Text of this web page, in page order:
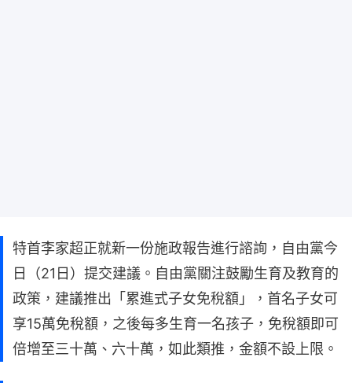
特首李家超正就新一份施政報告進行諮詢，自由黨今
日（21日）提交建議。自由黨關注鼓勵生育及教育的
政策，建議推出「累進式子女免稅額」，首名子女可
享15萬免稅額，之後每多生育一名孩子，免稅額即可
倍增至三十萬、六十萬，如此類推，金額不設上限。